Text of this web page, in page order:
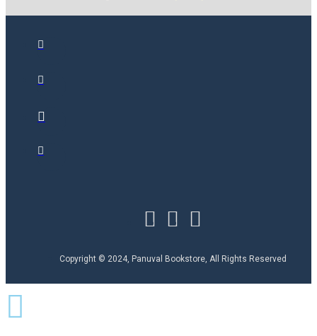
Copyright © 2024, Panuval Bookstore, All Rights Reserved